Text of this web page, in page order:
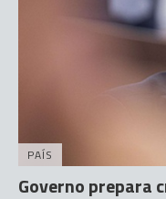
PAÍS
Governo prepara